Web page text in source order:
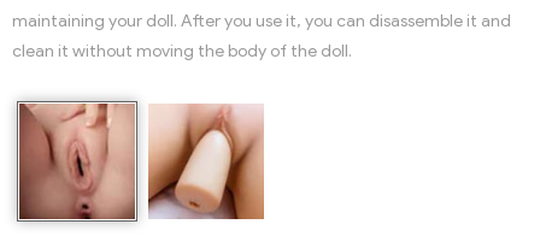
maintaining your doll. After you use it, you can disassemble it and
clean it without moving the body of the doll.